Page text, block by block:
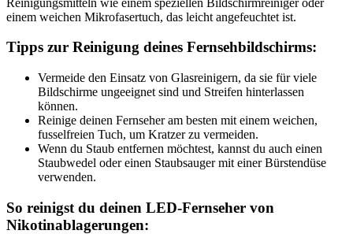
einem weichen Mikrofasertuch, das leicht angefeuchtet ist.
Tipps zur Reinigung deines Fernsehbildschirms:
Vermeide den Einsatz von Glasreinigern, da sie für viele
Bildschirme ungeeignet sind und Streifen hinterlassen
können.
Reinige deinen Fernseher am besten mit einem weichen,
fusselfreien Tuch, um Kratzer zu vermeiden.
Wenn du Staub entfernen möchtest, kannst du auch einen
Staubwedel oder einen Staubsauger mit einer Bürstendüse
verwenden.
So reinigst du deinen LED-Fernseher von
Nikotinablagerungen: